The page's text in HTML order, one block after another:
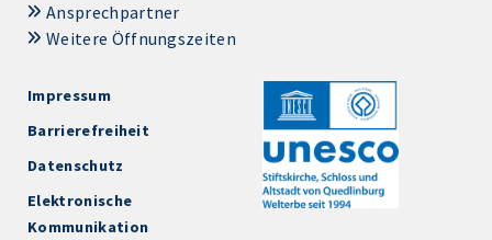
Ansprechpartner
Weitere Öffnungszeiten
Impressum
Barrierefreiheit
Datenschutz
Elektronische
Kommunikation